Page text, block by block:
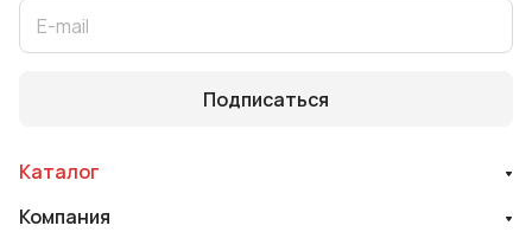
Подписаться
Каталог
Компания